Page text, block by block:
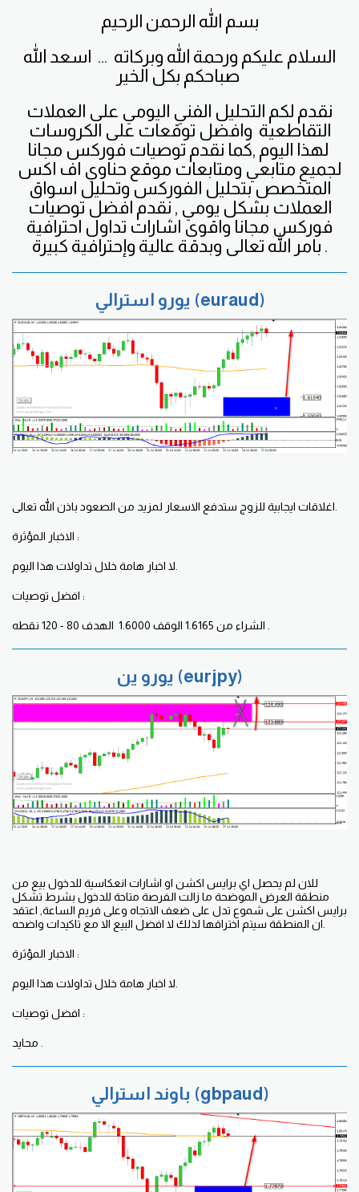
بسم الله الرحمن الرحيم
السلام عليكم ورحمة الله وبركاته ... اسعد الله
صباحكم بكل الخير
نقدم لكم التحليل الفني اليومي على العملات
التقاطعية وافضل توقعات على الكروسات
لهذا اليوم ,كما نقدم توصيات فوركس مجانا
لجميع متابعي ومتابعات موقع حناوي اف اكس
المتخصص بتحليل الفوركس وتحليل اسواق
العملات بشكل يومي , نقدم افضل توصيات
فوركس مجانا واقوى اشارات تداول احترافية
بامر الله تعالى وبدقة عالية وإحترافية كبيرة .
يورو استرالي (euraud)
الاخبار المؤثرة :
افضل توصيات :
يورو ين (eurjpy)
للان لم يحصل اي برايس اكشن او اشارات انعكاسية للدخول بيع من
منطقة العرض الموضحة ما زالت الفرصة متاحة للدخول بشرط تشكل
برايس اكشن على شموع تدل على ضعف الاتجاه وعلى فريم الساعة, اعتقد
الاخبار المؤثرة :
افضل توصيات :
باوند استرالي (gbpaud)